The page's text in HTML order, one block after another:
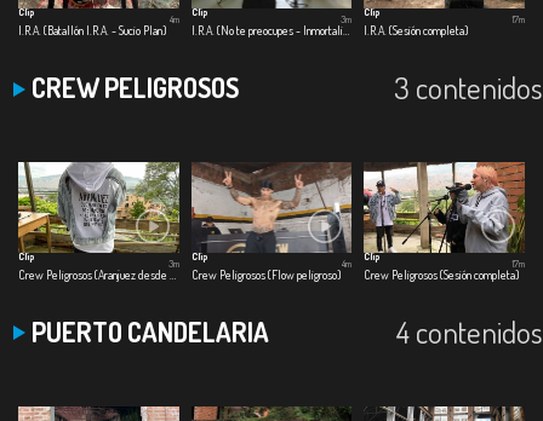
Clip
I.R.A. (Batallón I.R.A. - Sucio Plan)
4m
Clip
I.R.A. (No te preocupes - Inmortalizar)
3m
Clip
I.R.A. (Sesión completa)
17m
CREW PELIGROSOS 3 contenidos
Clip
3m
Clip
Crew Peligrosos (Flow peligroso)
4m
Clip
Crew Peligrosos (Sesión completa)
17m
PUERTO CANDELARIA 4 contenidos